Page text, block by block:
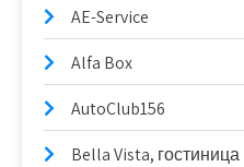
AE-Service
Alfa Box
AutoClub156
Bella Vista, гостиница